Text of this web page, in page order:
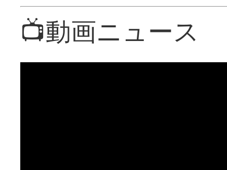
📺動画ニュース